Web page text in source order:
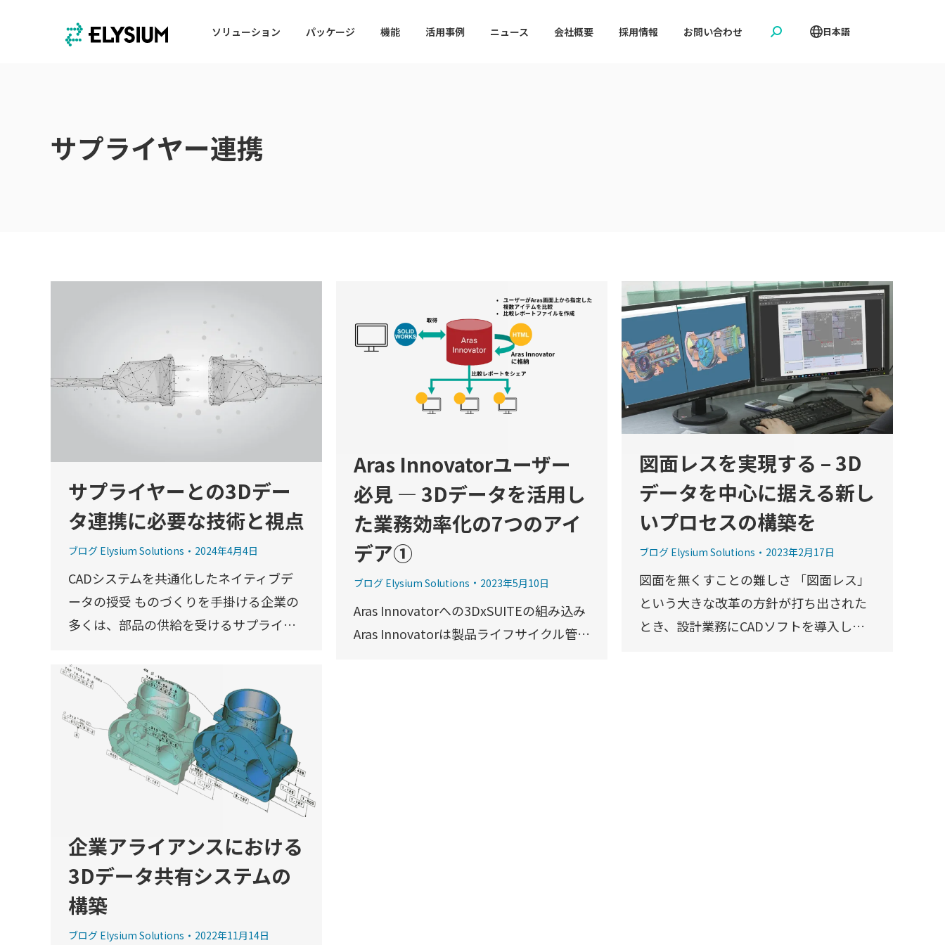
ソリューション パッケージ 機能 活用事例 ニュース 会社概要 採用情報 お問い合わせ Search: 日本語
サプライヤー連携
サプライヤーとの3Dデー
タ連携に必要な技術と視点
ブログ Elysium Solutions 2024年4月4日
CADシステムを共通化したネイティブデ
ータの授受 ものづくりを手掛ける企業の
多くは、部品の供給を受けるサプライ…
Aras Innovatorユーザー
必見 ― 3Dデータを活用し
た業務効率化の7つのアイ
デア①
ブログ Elysium Solutions 2023年5月10日
Aras Innovatorへの3DxSUITEの組み込み
Aras Innovatorは製品ライフサイクル管…
図面レスを実現する – 3D
データを中心に据える新し
いプロセスの構築を
ブログ Elysium Solutions 2023年2月17日
図面を無くすことの難しさ 「図面レス」
という大きな改革の方針が打ち出された
とき、設計業務にCADソフトを導入し…
企業アライアンスにおける
3Dデータ共有システムの
構築
ブログ Elysium Solutions 2022年11月14日